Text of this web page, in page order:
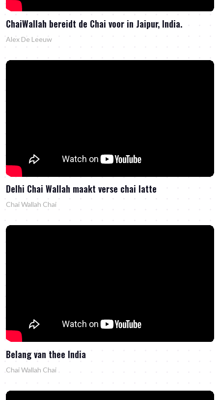
ChaiWallah bereidt de Chai voor in Jaipur, India.
Alex De Leeuw
Delhi Chai Wallah maakt verse chai latte
Chai Wallah Chai
Belang van thee India
Chai Wallah Chai